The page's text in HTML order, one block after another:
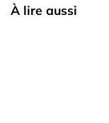
À lire aussi